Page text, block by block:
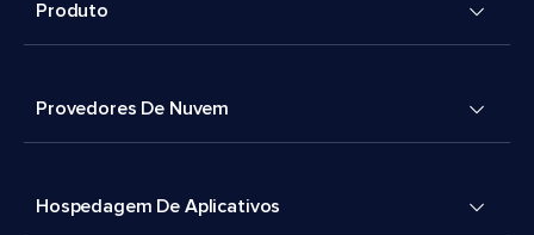
Produto
Provedores De Nuvem
Hospedagem De Aplicativos